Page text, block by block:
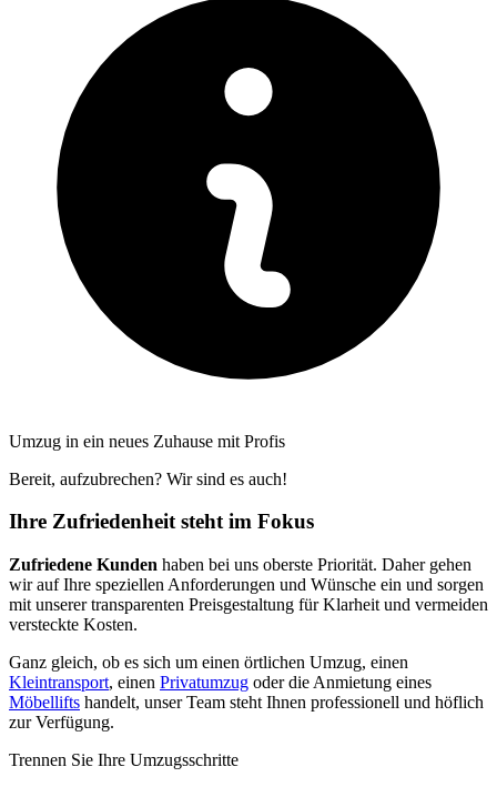
Umzug in ein neues Zuhause mit Profis
Bereit, aufzubrechen? Wir sind es auch!
Ihre Zufriedenheit steht im Fokus
Zufriedene Kunden haben bei uns oberste Priorität. Daher gehen
wir auf Ihre speziellen Anforderungen und Wünsche ein und sorgen
mit unserer transparenten Preisgestaltung für Klarheit und vermeiden
versteckte Kosten.
Ganz gleich, ob es sich um einen örtlichen Umzug, einen
Kleintransport, einen Privatumzug oder die Anmietung eines
Möbellifts handelt, unser Team steht Ihnen professionell und höflich
zur Verfügung.
Trennen Sie Ihre Umzugsschritte